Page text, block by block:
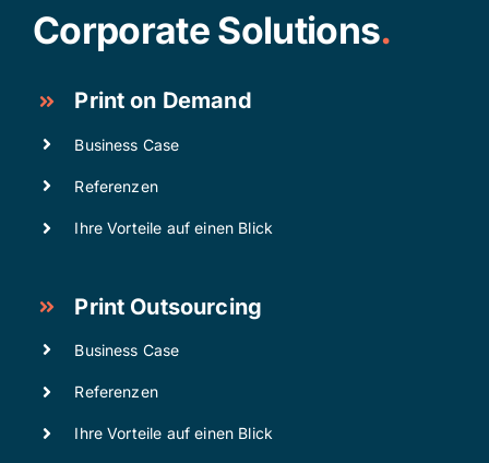
Corporate Solutions.
Print on Demand
Business Case
Referenzen
Ihre Vorteile auf einen Blick
Print Outsourcing
Business Case
Referenzen
Ihre Vorteile auf einen Blick